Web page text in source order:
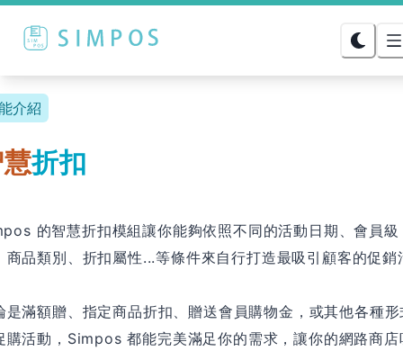
介紹
折扣
的智慧折扣模組讓你能夠依照不同的活動日期、會員級
商品類別、折扣屬性...等條件來自行打造最吸引顧客的促銷
是滿額贈、指定商品折扣、贈送會員購物金，或其他各種形
購活動，Simpos 都能完美滿足你的需求，讓你的網路商店